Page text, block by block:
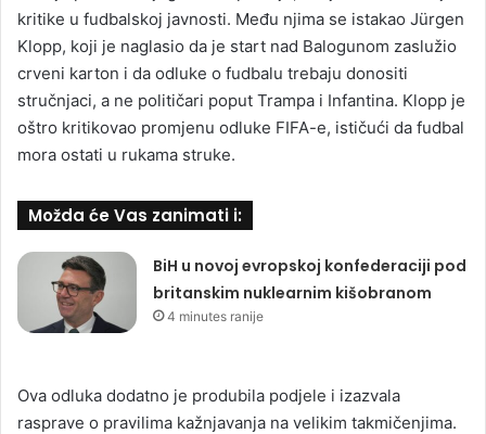
kritike u fudbalskoj javnosti. Među njima se istakao Jürgen
Klopp, koji je naglasio da je start nad Balogunom zaslužio
crveni karton i da odluke o fudbalu trebaju donositi
stručnjaci, a ne političari poput Trampa i Infantina. Klopp je
oštro kritikovao promjenu odluke FIFA-e, ističući da fudbal
mora ostati u rukama struke.
Možda će Vas zanimati i:
BiH u novoj evropskoj konfederaciji pod
britanskim nuklearnim kišobranom
4 minutes ranije
Ova odluka dodatno je produbila podjele i izazvala
rasprave o pravilima kažnjavanja na velikim takmičenjima.